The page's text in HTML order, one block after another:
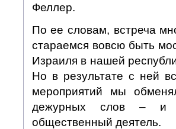
Феллер.
По ее словам, встреча
стараемся вовсю быть
Израиля в нашей
Но в результате с ней
мероприятий мы
дежурных слов – и
общественный деятель.